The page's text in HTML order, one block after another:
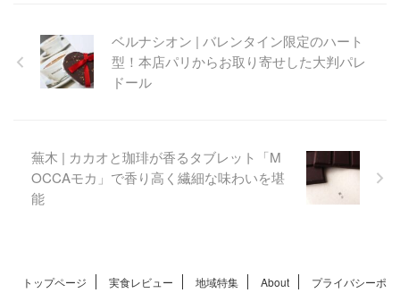
ソリュティマン」をサロン・
デュ・ショコラで購入。6個入
りの味わいや購入体験を詳し
ベルナシオン | バレンタイン限定のハート
型！本店パリからお取り寄せした大判パレ
ドール
蕪木 | カカオと珈琲が香るタブレット「M
OCCAモカ」で香り高く繊細な味わいを堪
能
トップページ 実食レビュー 地域特集 About プライバシーポ